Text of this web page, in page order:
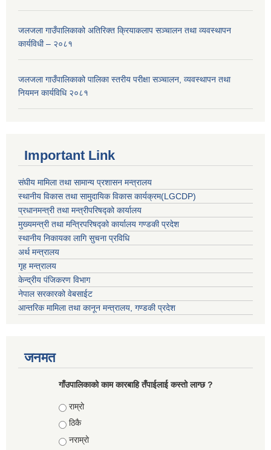
जलजला गाउँपालिकाको अतिरिक्त क्रियाकलाप सञ्चालन तथा व्यवस्थापन
कार्यविधी – २०८१
जलजला गाउँपालिकाको पालिका स्तरीय परीक्षा सञ्चालन, व्यवस्थापन तथा
नियमन कार्यविधि २०८१
Important Link
संघीय मामिला तथा सामान्य प्रशासन मन्त्रालय
स्थानीय विकास तथा सामुदायिक विकास कार्यक्रम(LGCDP)
प्रधानमन्त्री तथा मन्त्रीपरिषद्को कार्यालय
मुख्यमन्त्री तथा मन्त्रिपरिषद्को कार्यालय गण्डकी प्रदेश
स्थानीय निकायका लागि सुचना प्रविधि
अर्थ मन्त्रालय
गृह मन्त्रालय
केन्द्रीय पंजिकरण विभाग
नेपाल सरकारको वेबसाईट
आन्तरिक मामिला तथा कानून मन्त्रालय, गण्डकी प्रदेश
जनमत
गाँउपालिकाको काम कारबाहि तँपाईलाई कस्तो लाग्छ ?
Choices
राम्रो
ठिकै
नराम्रो